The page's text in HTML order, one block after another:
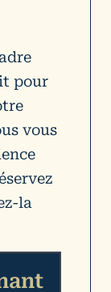
pour
vous
la